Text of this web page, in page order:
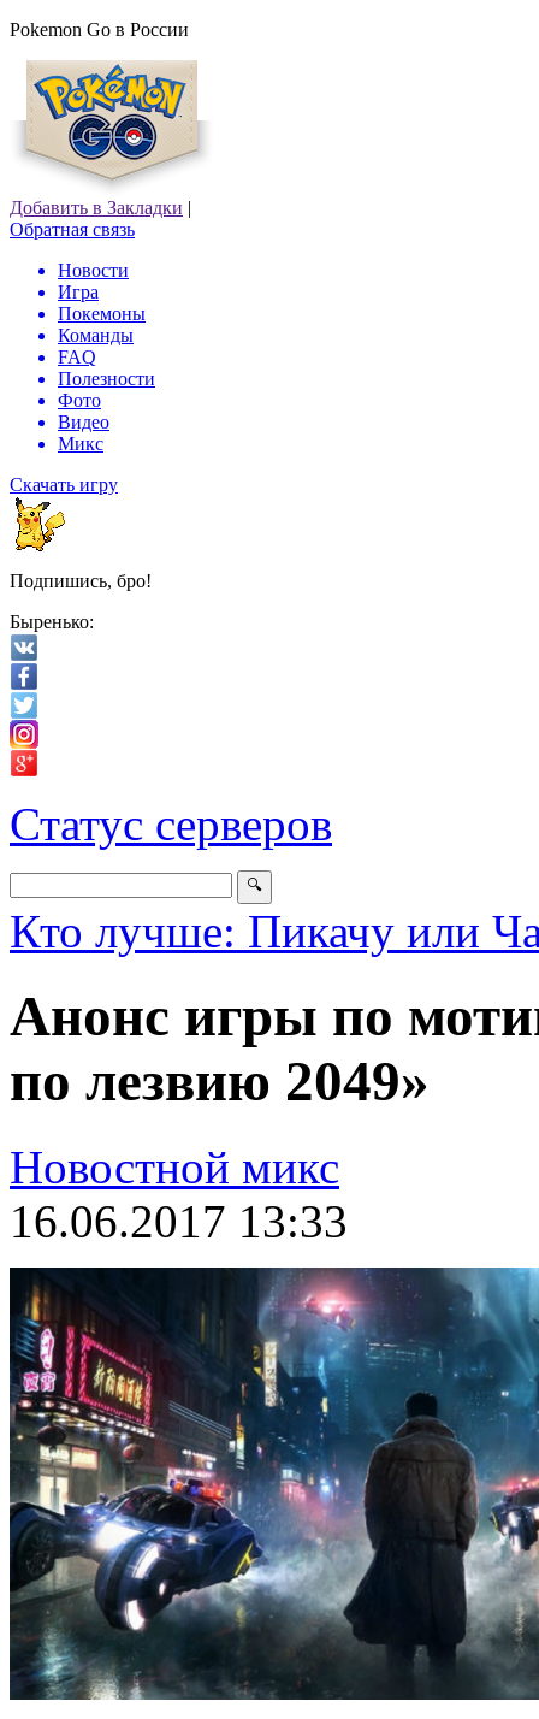
Pokemon Go в России
Добавить в Закладки |
Обратная связь
Новости
Игра
Покемоны
Команды
FAQ
Полезности
Фото
Видео
Микс
Скачать игру
Подпишись, бро!
Быренько:
Статус серверов
Кто лучше: Пикачу или
Анонс игры по
по лезвию 2049»
Новостной микс
16.06.2017 13:33